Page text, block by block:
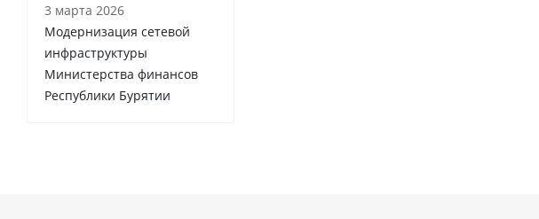
3 марта 2026
Модернизация сетевой
инфраструктуры
Министерства финансов
Республики Бурятии